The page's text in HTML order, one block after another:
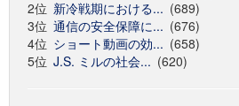
2位 新冷戦期における... (689)
3位 通信の安全保障に... (676)
4位 ショート動画の効... (658)
5位 J.S. ミルの社会... (620)